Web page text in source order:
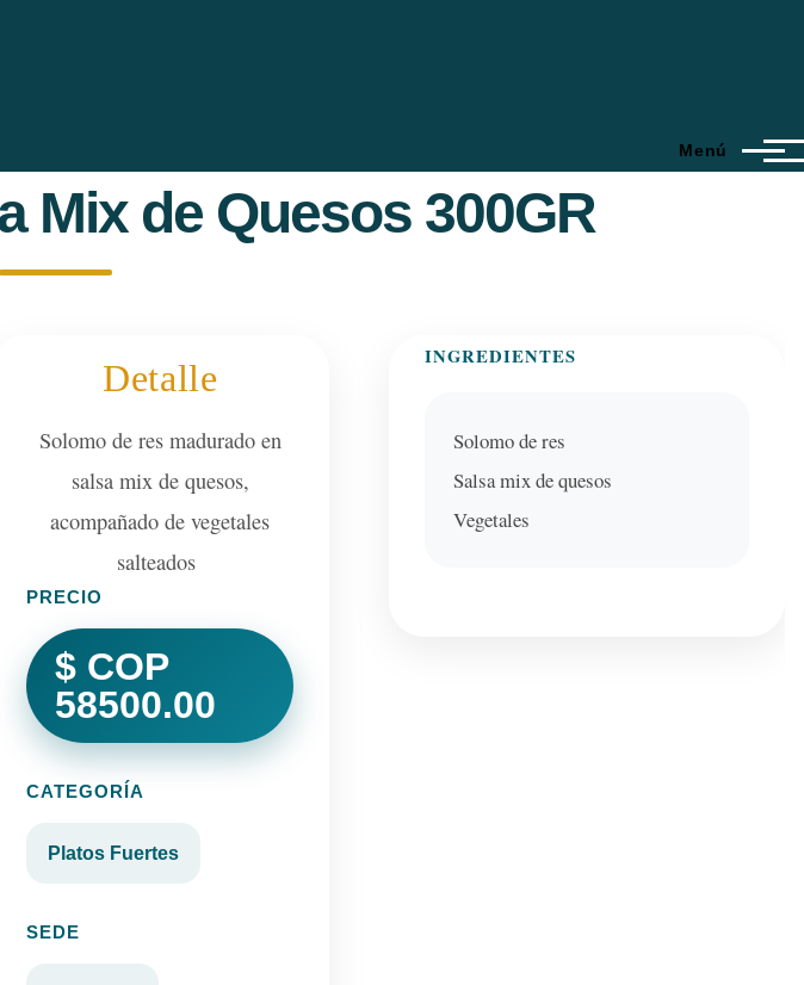
Menú
Mix de Quesos 300GR
Detalle
Solomo de res madurado en
salsa mix de quesos,
acompañado de vegetales
salteados
PRECIO
$ COP
58500.00
CATEGORÍA
Platos Fuertes
SEDE
INGREDIENTES
Solomo de res
Salsa mix de quesos
Vegetales